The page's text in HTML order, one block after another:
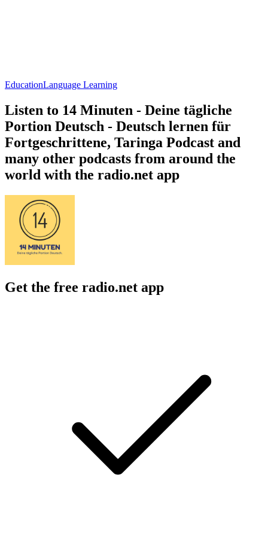
EducationLanguage Learning
Listen to 14 Minuten - Deine tägliche
Portion Deutsch - Deutsch lernen für
Fortgeschrittene, Taringa Podcast and
many other podcasts from around the
world with the radio.net app
Get the free radio.net app